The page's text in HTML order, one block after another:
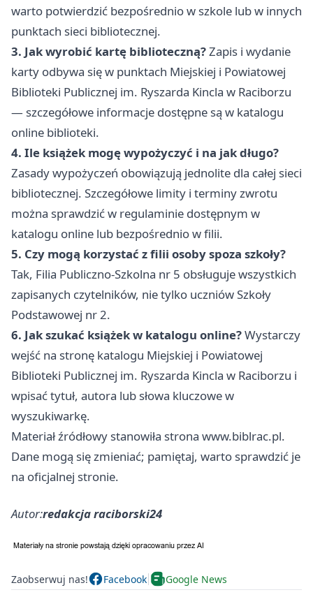
warto potwierdzić bezpośrednio w szkole lub w innych
punktach sieci bibliotecznej.
3. Jak wyrobić kartę biblioteczną?Zapis i wydanie
karty odbywa się w punktach Miejskiej i Powiatowej
Biblioteki Publicznej im. Ryszarda Kincla w Raciborzu
— szczegółowe informacje dostępne są w katalogu
online biblioteki.
4. Ile książek mogę wypożyczyć i na jak długo?
Zasady wypożyczeń obowiązują jednolite dla całej sieci
bibliotecznej. Szczegółowe limity i terminy zwrotu
można sprawdzić w regulaminie dostępnym w
katalogu online lub bezpośrednio w filii.
5. Czy mogą korzystać z filii osoby spoza szkoły?
Tak, Filia Publiczno-Szkolna nr 5 obsługuje wszystkich
zapisanych czytelników, nie tylko uczniów Szkoły
Podstawowej nr 2.
6. Jak szukać książek w katalogu online?Wystarczy
wejść na stronę katalogu Miejskiej i Powiatowej
Biblioteki Publicznej im. Ryszarda Kincla w Raciborzu i
wpisać tytuł, autora lub słowa kluczowe w
wyszukiwarkę.
Materiał źródłowy stanowiła strona www.biblrac.pl.
Dane mogą się zmieniać; pamiętaj, warto sprawdzić je
na oficjalnej stronie.
Autor:redakcja raciborski24
Zaobserwuj nas! Facebook Google News